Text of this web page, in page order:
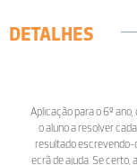
DETALHES
Aplicação para o 6º
o aluno a resolver
resultado escrevendo-
ecrã de ajuda. Se certo,